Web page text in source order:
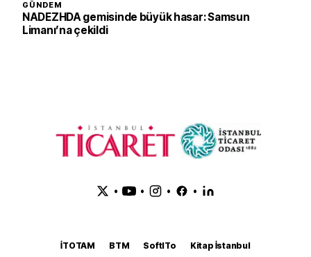
GÜNDEM
NADEZHDA gemisinde büyük hasar: Samsun
Limanı’na çekildi
• • • •
İTOTAM BTM SoftITo
Kitap İstanbul